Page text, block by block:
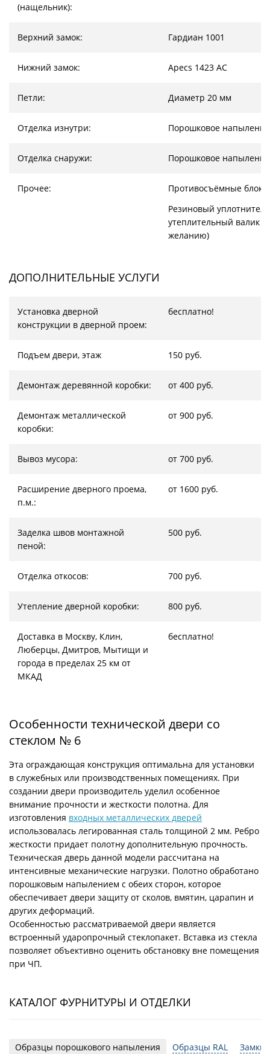
(нащельник):
Верхний замок: Гардиан 1001
Нижний замок: Apecs 1423 AC
Петли: Диаметр 20 мм
Отделка изнутри: Порошковое напыление
Отделка снаружи: Порошковое напыление
Прочее:
Противосъёмные
Резиновый
утеплительный валик
желанию)
ДОПОЛНИТЕЛЬНЫЕ УСЛУГИ
Установка дверной
конструкции в дверной проем:
бесплатно!
Подъем двери, этаж 150 руб.
Демонтаж деревянной коробки: от 400 руб.
Демонтаж металлической
коробки:
от 900 руб.
Вывоз мусора: от 700 руб.
Расширение дверного проема,
п.м.:
от 1600 руб.
Заделка швов монтажной
пеной:
500 руб.
Отделка откосов: 700 руб.
Утепление дверной коробки: 800 руб.
Доставка в Москву, Клин,
Люберцы, Дмитров, Мытищи и
города в пределах 25 км от
МКАД
бесплатно!
Особенности технической двери со
стеклом № 6
Эта ограждающая конструкция оптимальна для установки
в служебных или производственных помещениях. При
создании двери производитель уделил особенное
внимание прочности и жесткости полотна. Для
изготовления входных металлических дверей
использовалась легированная сталь толщиной 2 мм. Ребро
жесткости придает полотну дополнительную прочность.
Техническая дверь данной модели рассчитана на
интенсивные механические нагрузки. Полотно обработано
порошковым напылением с обеих сторон, которое
обеспечивает двери защиту от сколов, вмятин, царапин и
других деформаций.
Особенностью рассматриваемой двери является
встроенный ударопрочный стеклопакет. Вставка из стекла
позволяет объективно оценить обстановку вне помещения
при ЧП.
КАТАЛОГ ФУРНИТУРЫ И ОТДЕЛКИ
Образцы порошкового напыления Образцы RAL Замки